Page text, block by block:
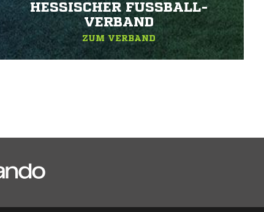
HESSISCHER FUSSBALL-V
ERBAND
ZUM VERBAND